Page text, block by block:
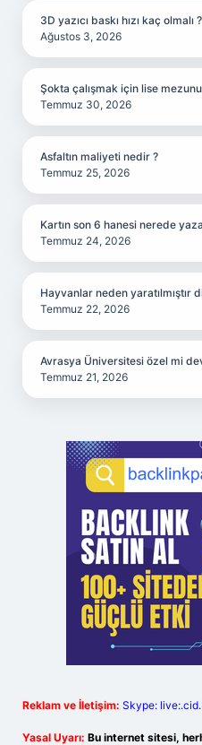
3D yazıcı baskı hızı kaç olmalı ?
Ağustos 3, 2026
Şokta çalışmak için lise
Temmuz 30, 2026
Asfaltın maliyeti nedir ?
Temmuz 25, 2026
Kartın son 6 hanesi nerede
Temmuz 24, 2026
Hayvanlar neden yaratılmıştır
Temmuz 22, 2026
Avrasya Üniversitesi özel mi
Temmuz 21, 2026
Reklam ve İletişim: Skype:
Yasal Uyarı: Bu internet sitesi,